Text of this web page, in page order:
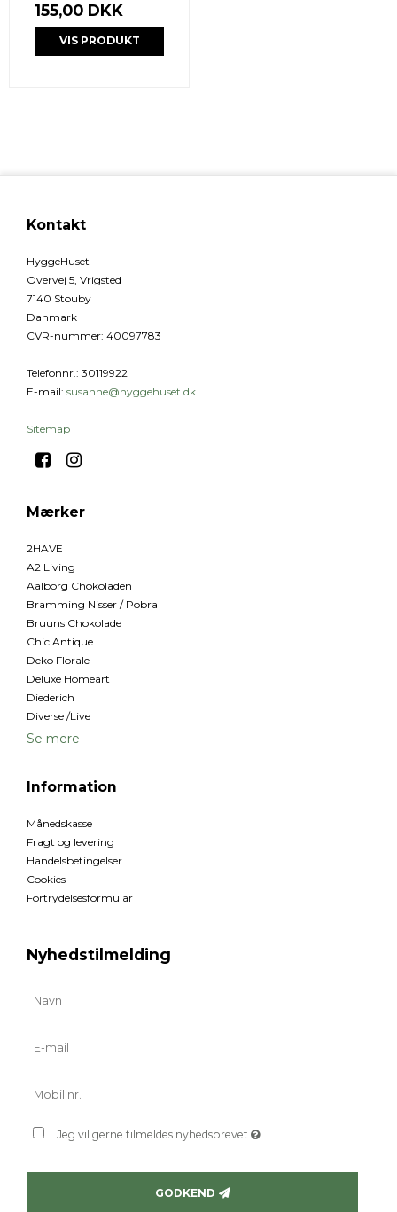
155,00 DKK
VIS PRODUKT
Kontakt
HyggeHuset
Overvej 5, Vrigsted
7140 Stouby
Danmark
CVR-nummer: 40097783
Telefonnr. : 30119922
E-mail: susanne@hyggehuset.dk
Sitemap
Mærker
2HAVE
A2 Living
Aalborg Chokoladen
Bramming Nisser / Pobra
Bruuns Chokolade
Chic Antique
Deko Florale
Deluxe Homeart
Diederich
Diverse /Live
Se mere
Information
Månedskasse
Fragt og levering
Handelsbetingelser
Cookies
Fortrydelsesformular
Nyhedstilmelding
Jeg vil gerne tilmeldes nyhedsbrevet
GODKEND